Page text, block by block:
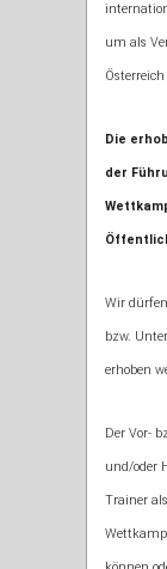
um als
Die
der
Wir
bzw.
erhoben
Der Vor-
und/oder
Trainer